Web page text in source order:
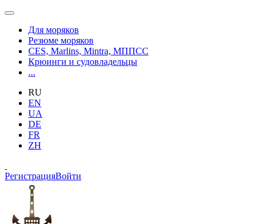
Для моряков
Резюме моряков
CES, Marlins, Mintra, МППСС
Крюинги и судовладельцы
...
RU
EN
UA
DE
FR
ZH
РегистрацияВойти